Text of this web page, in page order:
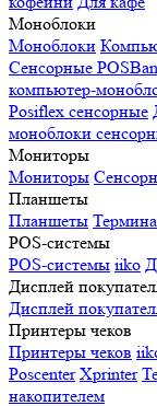
Моноблоки
Моноблоки
Сенсорные
компьютер-
Posiflex сенсорные
моноблоки
Мониторы
Мониторы
Планшеты
Планшеты
POS-системы
POS-системы iiko
Дисплей
Дисплей
Принтеры чеков
Принтеры чеков
Poscenter Xprinter
накопителем